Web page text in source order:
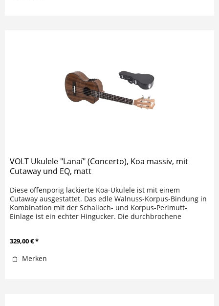
VOLT Ukulele "Lanaí" (Concerto), Koa massiv, mit
Cutaway und EQ, matt
Diese offenporig lackierte Koa-Ukulele ist mit einem
Cutaway ausgestattet. Das edle Walnuss-Korpus-Bindung in
Kombination mit der Schalloch- und Korpus-Perlmutt-
Einlage ist ein echter Hingucker. Die durchbrochene
329,00 € *
Merken